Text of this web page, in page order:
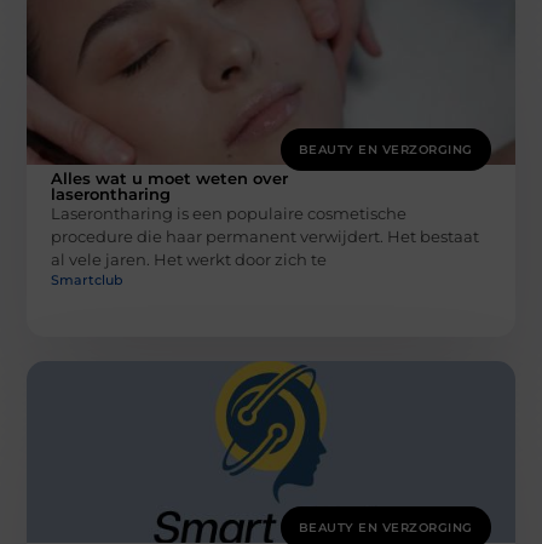
BEAUTY EN VERZORGING
Alles wat u moet weten over
laserontharing
Laserontharing is een populaire cosmetische
procedure die haar permanent verwijdert. Het bestaat
al vele jaren. Het werkt door zich te
Smartclub
BEAUTY EN VERZORGING